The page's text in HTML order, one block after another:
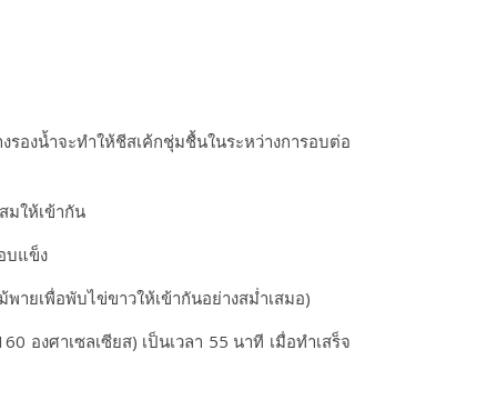
องน้ำจะทำให้ชีสเค้กชุ่มชื้นในระหว่างการอบต่อ
มให้เข้ากัน
บแข็ง
ายเพื่อพับไข่ขาวให้เข้ากันอย่างสม่ำเสมอ)
องศาเซลเซียส) เป็นเวลา 55 นาที เมื่อทำเสร็จ